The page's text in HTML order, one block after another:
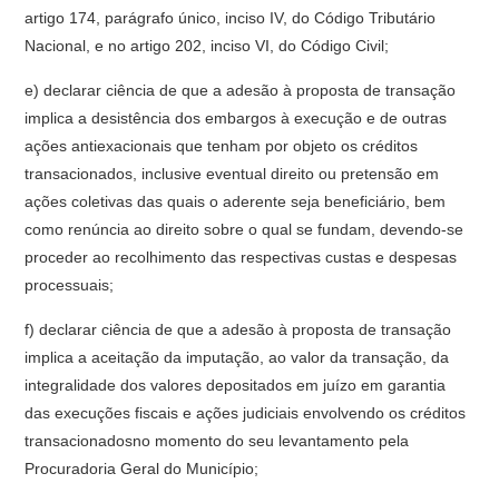
artigo 174, parágrafo único, inciso IV, do Código Tributário
Nacional, e no artigo 202, inciso VI, do Código Civil;
e) declarar ciência de que a adesão à proposta de transação
implica a desistência dos embargos à execução e de outras
ações antiexacionais que tenham por objeto os créditos
transacionados, inclusive eventual direito ou pretensão em
ações coletivas das quais o aderente seja beneficiário, bem
como renúncia ao direito sobre o qual se fundam, devendo-se
proceder ao recolhimento das respectivas custas e despesas
processuais;
f) declarar ciência de que a adesão à proposta de transação
implica a aceitação da imputação, ao valor da transação, da
integralidade dos valores depositados em juízo em garantia
das execuções fiscais e ações judiciais envolvendo os créditos
transacionadosno momento do seu levantamento pela
Procuradoria Geral do Município;